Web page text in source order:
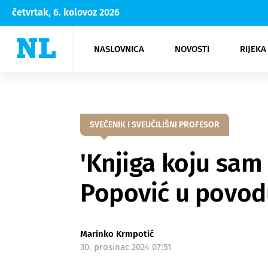
četvrtak, 6. kolovoz 2026
NASLOVNICA NOVOSTI
Rijeka Opatija
NK
Moda
Kultura
SVEĆENIK I SVEUČILIŠNI PROFESOR
'Knjiga koju
Popović u
Marinko Krmpotić
30. prosinac 2024 07:51